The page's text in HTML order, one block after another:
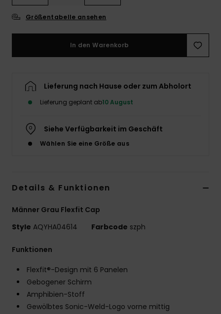
Größentabelle ansehen
In den Warenkorb
Lieferung nach Hause oder zum Abholort
Lieferung geplant ab10 August
Siehe Verfügbarkeit im Geschäft
Wählen Sie eine Größe aus
Details & Funktionen
Männer Grau Flexfit Cap
Style AQYHA04614 Farbcode szph
Funktionen
Flexfit®-Design mit 6 Panelen
Gebogener Schirm
Amphibien-Stoff
Gewölbtes Sonic-Weld-Logo vorne mittig